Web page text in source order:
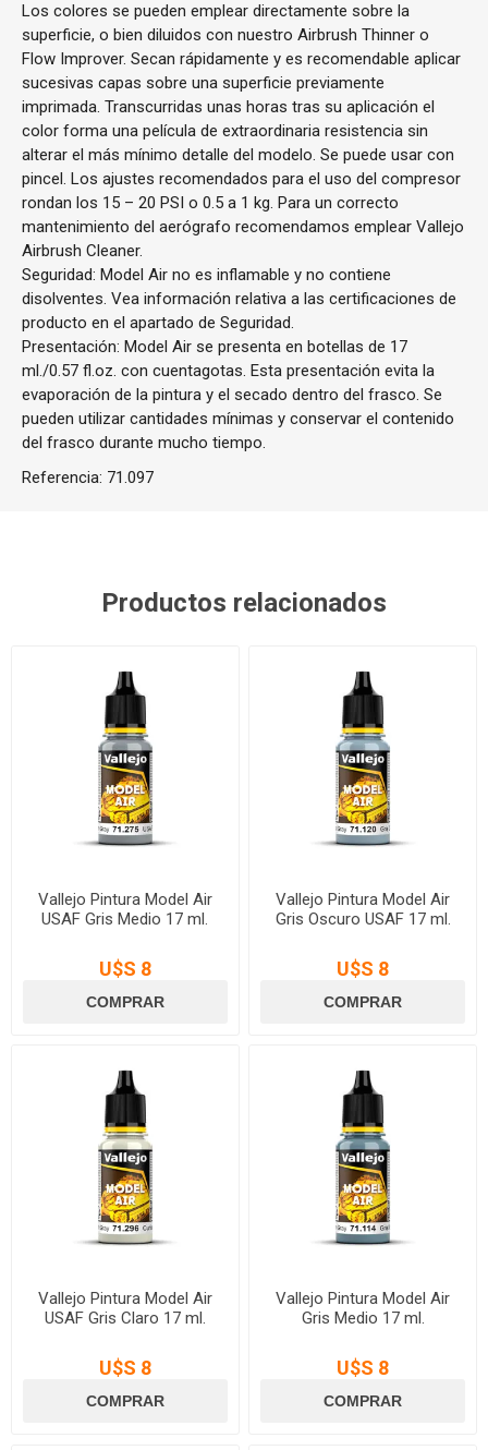
Los colores se pueden emplear directamente sobre la
superficie, o bien diluidos con nuestro Airbrush Thinner o
Flow Improver. Secan rápidamente y es recomendable aplicar
sucesivas capas sobre una superficie previamente
imprimada. Transcurridas unas horas tras su aplicación el
color forma una película de extraordinaria resistencia sin
alterar el más mínimo detalle del modelo. Se puede usar con
pincel. Los ajustes recomendados para el uso del compresor
rondan los 15 – 20 PSI o 0.5 a 1 kg. Para un correcto
mantenimiento del aerógrafo recomendamos emplear Vallejo
Airbrush Cleaner.
Seguridad: Model Air no es inflamable y no contiene
disolventes. Vea información relativa a las certificaciones de
producto en el apartado de Seguridad.
Presentación: Model Air se presenta en botellas de 17
ml./0.57 fl.oz. con cuentagotas. Esta presentación evita la
evaporación de la pintura y el secado dentro del frasco. Se
pueden utilizar cantidades mínimas y conservar el contenido
del frasco durante mucho tiempo.
Referencia: 71.097
Productos relacionados
Vallejo Pintura Model Air
USAF Gris Medio 17 ml.
U$S 8
Vallejo Pintura Model Air
Gris Oscuro USAF 17 ml.
U$S 8
Vallejo Pintura Model Air
USAF Gris Claro 17 ml.
U$S 8
Vallejo Pintura Model Air
Gris Medio 17 ml.
U$S 8